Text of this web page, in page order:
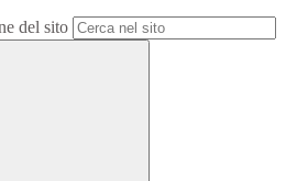
del sito